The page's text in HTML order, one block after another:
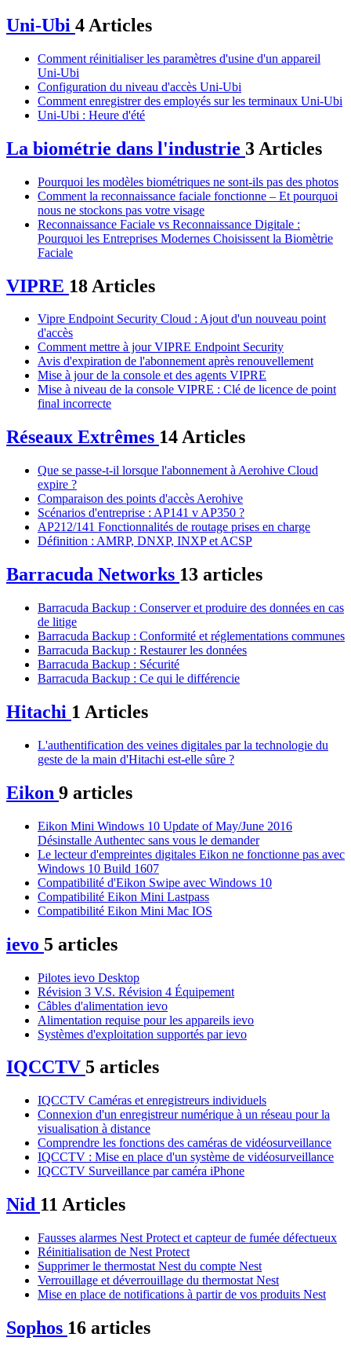
Uni-Ubi 4 Articles
Comment réinitialiser les paramètres d'usine d'un appareil
Uni-Ubi
Configuration du niveau d'accès Uni-Ubi
Comment enregistrer des employés sur les terminaux Uni-Ubi
Uni-Ubi : Heure d'été
La biométrie dans l'industrie 3 Articles
Pourquoi les modèles biométriques ne sont-ils pas des photos
Comment la reconnaissance faciale fonctionne – Et pourquoi
nous ne stockons pas votre visage
Reconnaissance Faciale vs Reconnaissance Digitale :
Pourquoi les Entreprises Modernes Choisissent la Biomètrie
Faciale
VIPRE 18 Articles
Vipre Endpoint Security Cloud : Ajout d'un nouveau point
d'accès
Comment mettre à jour VIPRE Endpoint Security
Avis d'expiration de l'abonnement après renouvellement
Mise à jour de la console et des agents VIPRE
Mise à niveau de la console VIPRE : Clé de licence de point
final incorrecte
Réseaux Extrêmes 14 Articles
Que se passe-t-il lorsque l'abonnement à Aerohive Cloud
expire ?
Comparaison des points d'accès Aerohive
Scénarios d'entreprise : AP141 v AP350 ?
AP212/141 Fonctionnalités de routage prises en charge
Définition : AMRP, DNXP, INXP et ACSP
Barracuda Networks 13 articles
Barracuda Backup : Conserver et produire des données en cas
de litige
Barracuda Backup : Conformité et réglementations communes
Barracuda Backup : Restaurer les données
Barracuda Backup : Sécurité
Barracuda Backup : Ce qui le différencie
Hitachi 1 Articles
L'authentification des veines digitales par la technologie du
geste de la main d'Hitachi est-elle sûre ?
Eikon 9 articles
Eikon Mini Windows 10 Update of May/June 2016
Désinstalle Authentec sans vous le demander
Le lecteur d'empreintes digitales Eikon ne fonctionne pas avec
Windows 10 Build 1607
Compatibilité d'Eikon Swipe avec Windows 10
Compatibilité Eikon Mini Lastpass
Compatibilité Eikon Mini Mac IOS
ievo 5 articles
Pilotes ievo Desktop
Révision 3 V.S. Révision 4 Équipement
Câbles d'alimentation ievo
Alimentation requise pour les appareils ievo
Systèmes d'exploitation supportés par ievo
IQCCTV 5 articles
IQCCTV Caméras et enregistreurs individuels
Connexion d'un enregistreur numérique à un réseau pour la
visualisation à distance
Comprendre les fonctions des caméras de vidéosurveillance
IQCCTV : Mise en place d'un système de vidéosurveillance
IQCCTV Surveillance par caméra iPhone
Nid 11 Articles
Fausses alarmes Nest Protect et capteur de fumée défectueux
Réinitialisation de Nest Protect
Supprimer le thermostat Nest du compte Nest
Verrouillage et déverrouillage du thermostat Nest
Mise en place de notifications à partir de vos produits Nest
Sophos 16 articles